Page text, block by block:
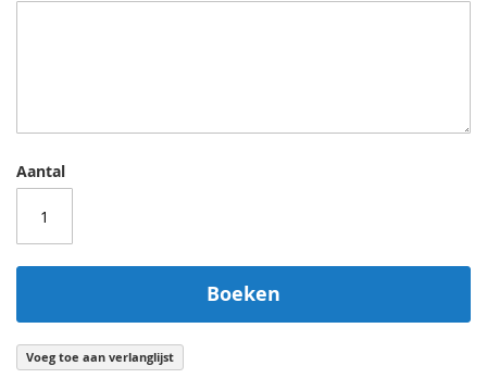
Aantal
Boeken
Voeg toe aan verlanglijst